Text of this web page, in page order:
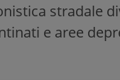
stradale
e aree